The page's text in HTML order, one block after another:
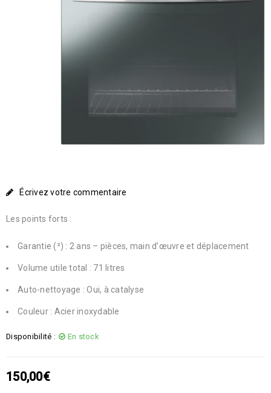
Écrivez votre commentaire
Les points forts :
Garantie (²) : 2 ans – pièces, main d’œuvre et déplacement
Volume utile total : 71 litres
Auto-nettoyage : Oui, à catalyse
Couleur : Acier inoxydable
Disponibilité : En stock
150,00€